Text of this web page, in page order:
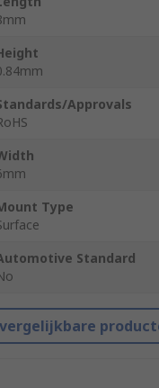
Approvals
Type
Standard